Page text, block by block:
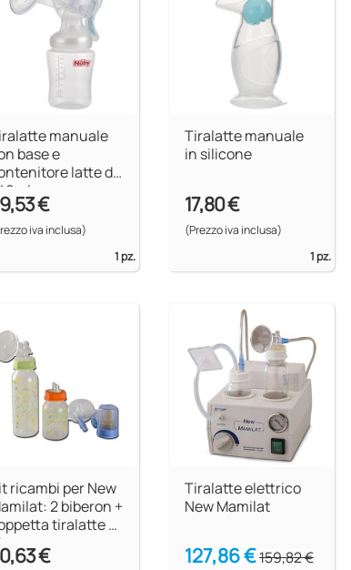
manuale
base e
latte da
€
iva inclusa)
1 pz.
Tiralatte manuale
in silicone
17,80 €
(Prezzo iva inclusa)
1 pz.
ricambi per New
2 biberon +
tiralatte +
€
Tiralatte elettrico
New Mamilat
127,86 €159,82 €